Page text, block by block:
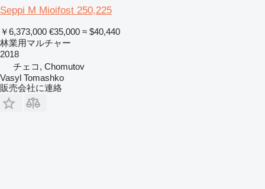
Seppi M Mioifost 250,225
￥6,373,000 €35,000 ≈ $40,440
林業用マルチャー
2018
チェコ, Chomutov
Vasyl Tomashko
販売会社に連絡